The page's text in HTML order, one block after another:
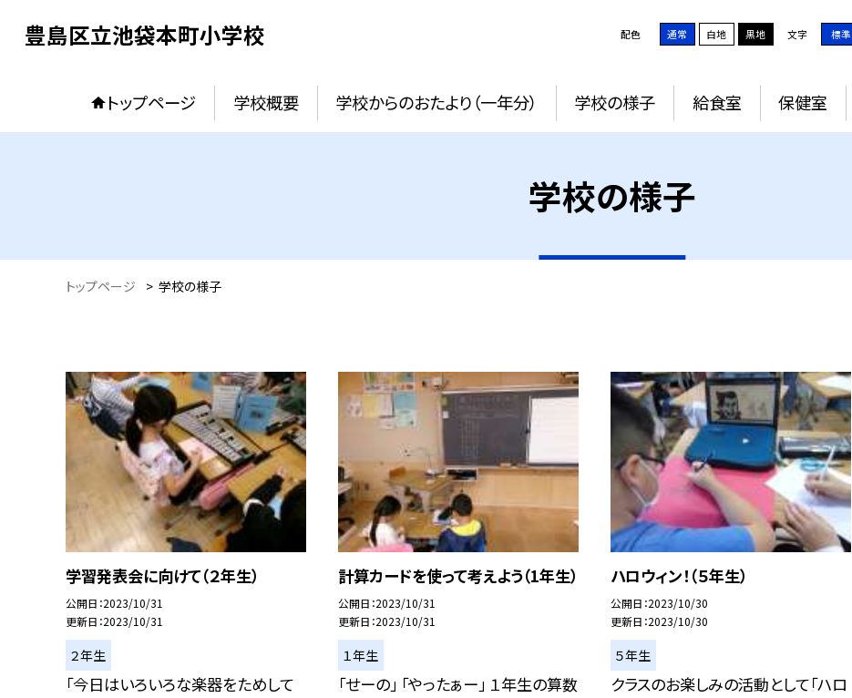
豊島区立池袋本町小学校 配色 通常 白地 黒地 文字 標準
トップページ 学校概要 学校からのおたより（一年分） 学校の様子 給食室 保健室
学校の様子
トップページ > 学校の様子
学習発表会に向けて（２年生）
公開日 2023/10/31
更新日 2023/10/31
２年生
「今日はいろいろな楽器をためして
計算カードを使って考えよう（1年生）
公開日 2023/10/31
更新日 2023/10/31
１年生
「せーの」 「やったぁー」 １年生の算数
ハロウィン！（５年生）
公開日 2023/10/30
更新日 2023/10/30
５年生
クラスのお楽しみの活動として「ハロ